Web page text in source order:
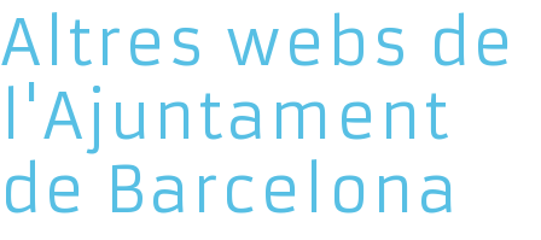
Altres webs de
l'Ajuntament
de Barcelona